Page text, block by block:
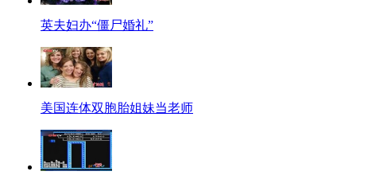
英夫妇办“僵尸婚礼”
美国连体双胞胎姐妹当老师